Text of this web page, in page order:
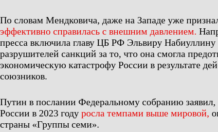
По словам Мендковича, даже на Западе уже
эффективно справилась с внешним давлением.
пресса включила главу ЦБ РФ Эльвиру Набиуллину
разрушителей санкций за то, что она смогла
экономическую катастрофу России в результате
союзников.
Путин в послании Федеральному собранию заявил,
России в 2023 году росла темпами выше мировой,
страны «Группы семи».